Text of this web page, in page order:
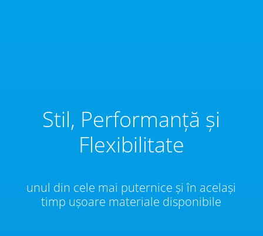
Stil, Performanță și
Flexibilitate
unul din cele mai puternice și în același
timp ușoare materiale disponibile